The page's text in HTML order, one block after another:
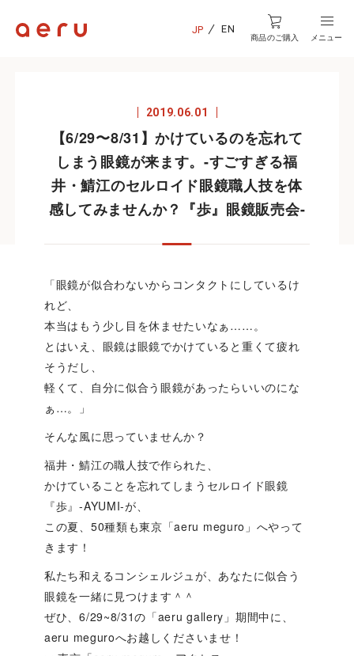
JP EN
商品のご購入 メニュー
2019.06.01
【6/29〜8/31】かけているのを忘れて
しまう眼鏡が来ます。-すごすぎる福
井・鯖江のセルロイド眼鏡職人技を体
感してみませんか？『歩』眼鏡販売会-
「眼鏡が似合わないからコンタクトにしているけ
れど、
本当はもう少し目を休ませたいなぁ……。
とはいえ、眼鏡は眼鏡でかけていると重くて疲れ
そうだし、
軽くて、自分に似合う眼鏡があったらいいのにな
ぁ…。」
そんな風に思っていませんか？
福井・鯖江の職人技で作られた、
かけていることを忘れてしまうセルロイド眼鏡
『歩』-AYUMI-が、
この夏、50種類も東京「aeru meguro」へやって
きます！
私たち和えるコンシェルジュが、あなたに似合う
眼鏡を一緒に見つけます＾＾
ぜひ、6/29~8/31の「aeru gallery」期間中に、
aeru meguroへお越しくださいませ！